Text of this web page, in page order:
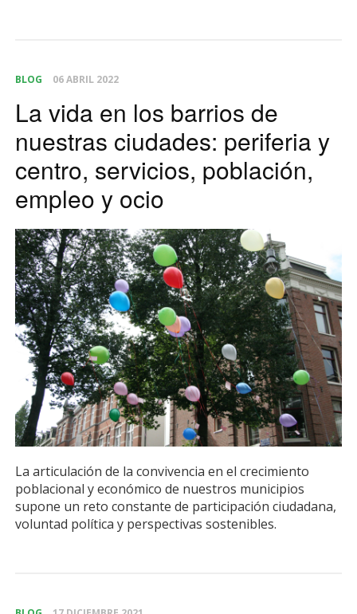
BLOG 06 ABRIL 2022
La vida en los barrios de
nuestras ciudades: periferia y
centro, servicios, población,
empleo y ocio
La articulación de la convivencia en el crecimiento
poblacional y económico de nuestros municipios
supone un reto constante de participación ciudadana,
voluntad política y perspectivas sostenibles.